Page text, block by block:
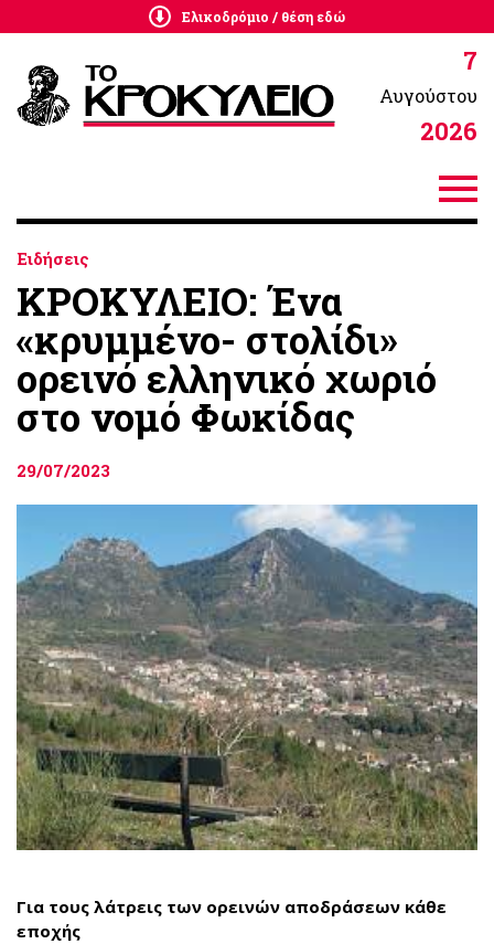
7
Αυγούστου
2026
Ελικοδρόμιο / θέση εδώ
Ειδήσεις
ΚΡΟΚΥΛΕΙΟ: Ένα
«κρυμμένο- στολίδι»
ορεινό ελληνικό χωριό
στο νομό Φωκίδας
29/07/2023
Για τους λάτρεις των ορεινών αποδράσεων κάθε
εποχής